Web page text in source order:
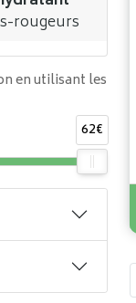
rougeurs
en utilisant les
62€